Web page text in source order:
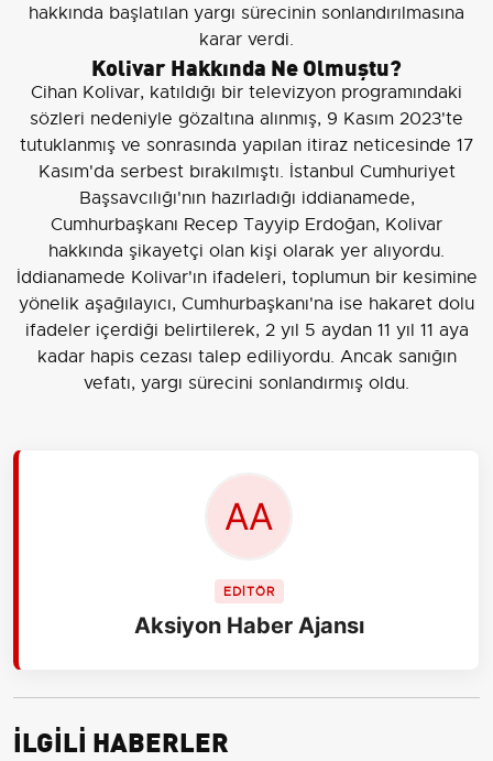
hakkında başlatılan yargı sürecinin sonlandırılmasına
karar verdi.
Kolivar Hakkında Ne Olmuştu?
Cihan Kolivar, katıldığı bir televizyon programındaki
sözleri nedeniyle gözaltına alınmış, 9 Kasım 2023'te
tutuklanmış ve sonrasında yapılan itiraz neticesinde 17
Kasım'da serbest bırakılmıştı. İstanbul Cumhuriyet
Başsavcılığı'nın hazırladığı iddianamede,
Cumhurbaşkanı Recep Tayyip Erdoğan, Kolivar
hakkında şikayetçi olan kişi olarak yer alıyordu.
İddianamede Kolivar'ın ifadeleri, toplumun bir kesimine
yönelik aşağılayıcı, Cumhurbaşkanı'na ise hakaret dolu
ifadeler içerdiği belirtilerek, 2 yıl 5 aydan 11 yıl 11 aya
kadar hapis cezası talep ediliyordu. Ancak sanığın
vefatı, yargı sürecini sonlandırmış oldu.
EDİTÖR
Aksiyon Haber Ajansı
İLGİLİ HABERLER